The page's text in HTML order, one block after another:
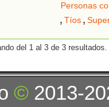
Personas
, Tíos,
del 1 al 3 de 3 resultados.
© 2013-